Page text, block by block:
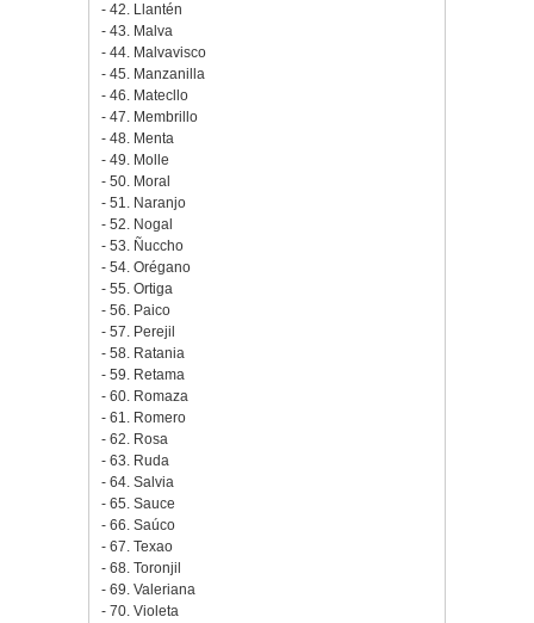
- 42. Llantén
- 43. Malva
- 44. Malvavisco
- 45. Manzanilla
- 46. Matecllo
- 47. Membrillo
- 48. Menta
- 49. Molle
- 50. Moral
- 51. Naranjo
- 52. Nogal
- 53. Ñuccho
- 54. Orégano
- 55. Ortiga
- 56. Paico
- 57. Perejil
- 58. Ratania
- 59. Retama
- 60. Romaza
- 61. Romero
- 62. Rosa
- 63. Ruda
- 64. Salvia
- 65. Sauce
- 66. Saúco
- 67. Texao
- 68. Toronjil
- 69. Valeriana
- 70. Violeta